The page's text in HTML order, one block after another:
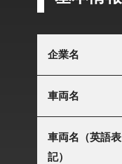
企業名
車両名
車両名（英語表
記）